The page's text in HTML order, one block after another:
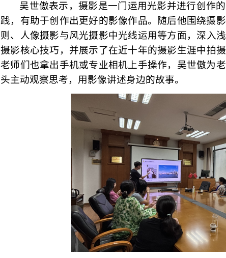
吴世傲表示，摄影是一门运用光影并进行创作
践，有助于创作出更好的影像作品。随后他围绕摄
则、人像摄影与风光摄影中光线运用等方面， 深入
摄影核心技巧 ，并展示了在近十年的摄影生涯中拍
老师们也拿出手机或专业相机上手操作，吴世傲为
头主动观察思考，用影像讲述身边的故事。